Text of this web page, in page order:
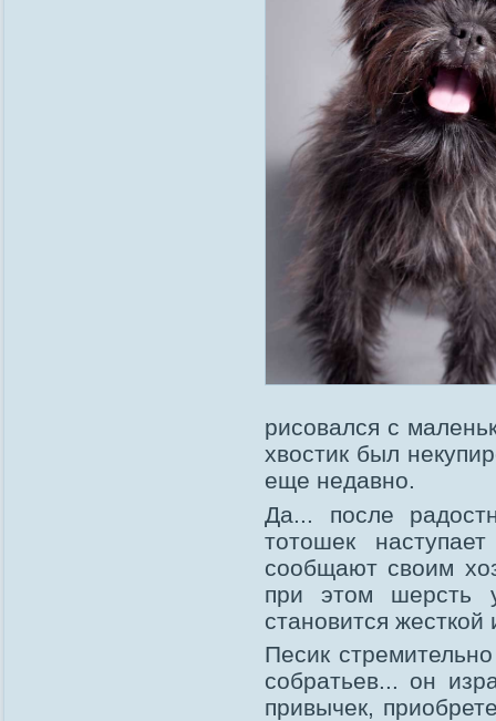
рисовался с
хвостик был
еще недавно.
Да... после
тотошек
сообщают своим
при этом шерсть
становится
Песик
собратьев... он
привычек,